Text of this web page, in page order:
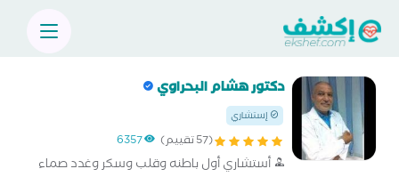
دكتور هشام البحراوي
إستشاري
(57 تقييم) 6357
أستشاري أول باطنه وقلب وسكر وغدد صماء